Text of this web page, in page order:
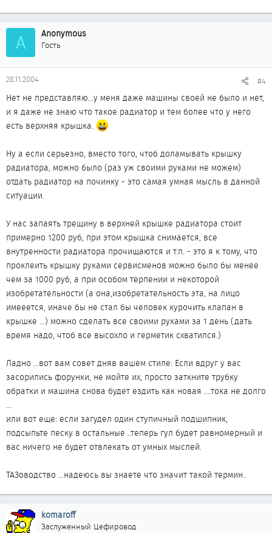
A Anonymous
Гость
28.11.2004 #4
Нет не представляю...у меня даже машины своей не было и нет,
и я даже не знаю что такое радиатор и тем более что у него
есть верхняя крышка.
Ну а если серьезно, вместо того, чтоб доламывать крышку
радиатора, можно было (раз уж своими руками не можем)
отдать радиатор на починку - это самая умная мысль в данной
ситуации.
У нас запаять трещину в верхней крышке радиатора стоит
примерно 1200 руб, при этом крышка снимается, все
внутренности радиатора прочищаются и т.п. - это я к тому, что
проклеить крышку руками сервисменов можно было бы менее
чем за 1000 руб, а при особом терпении и некоторой
изобретательности (а она,изобретательность эта, на лицо
имееется, иначе бы не стал бы человек курочить клапан в
крышке ...) можно сделать все своими руками за 1 день (дать
время надо, чтоб все высохло и герметик схватился.)
Ладно ...вот вам совет дняв вашем стиле: Если вдруг у вас
засорились форунки, не мойте их, просто заткните трубку
обратки и машина снова будет ездить как новая ....тока не долго
...
или вот еще: если загудел один ступичный подшипник,
подсыпьте песку в остальные ..теперь гул будет равномерный и
вас ничего не будет отвлекать от умных мыслей.
ТАЗоводство ...надеюсь вы знаете что значит такой термин..
komaroff
Заслуженный Цефировод